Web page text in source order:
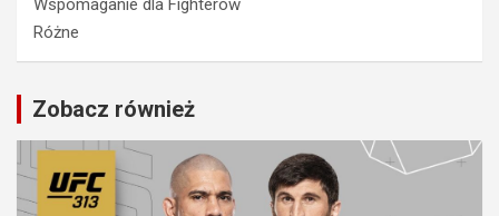
Wspomaganie dla Fighterów
Różne
Zobacz również